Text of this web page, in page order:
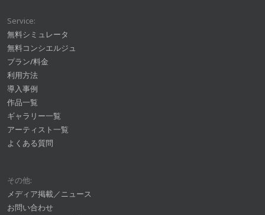
Service:
無料シミュレータ
無料コンシエルジュ
プラン/料金
利用方法
導入事例
作品一覧
ギャラリー一覧
アーティスト一覧
よくある質問
その他:
メディア掲載／ニュース
お問い合わせ